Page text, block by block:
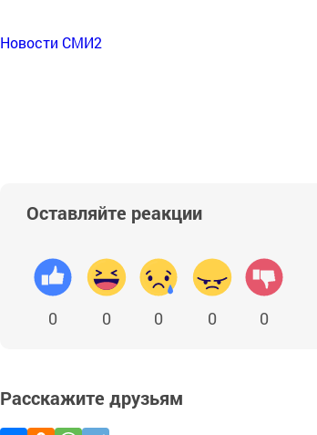
Новости СМИ2
Оставляйте реакции
0 0 0 0 0
Расскажите друзьям